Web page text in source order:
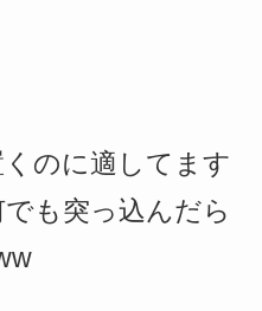
のに適してます
も突っ込んだら